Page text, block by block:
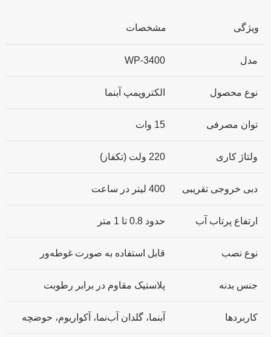
ویژگی مشخصات
مدل WP-3400
نوع محصول الکتروپمپ آبنما
توان مصرفی 15 وات
ولتاژ کاری 220 ولت (تکفاز)
دبی خروجی تقریبی 400 لیتر در ساعت
ارتفاع پرتاب آب حدود 0.8 تا 1 متر
نوع نصب قابل استفاده به صورت غوطه‌ور
جنس بدنه پلاستیک مقاوم در برابر رطوبت
کاربردها آبنما، گلدان آب‌نما، آکواریوم، حوضچه